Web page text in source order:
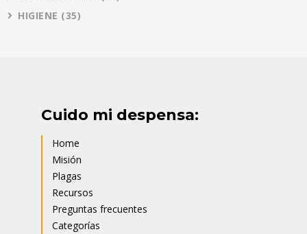
HIGIENE (35)
Cuido mi despensa:
Home
Misión
Plagas
Recursos
Preguntas frecuentes
Categorías